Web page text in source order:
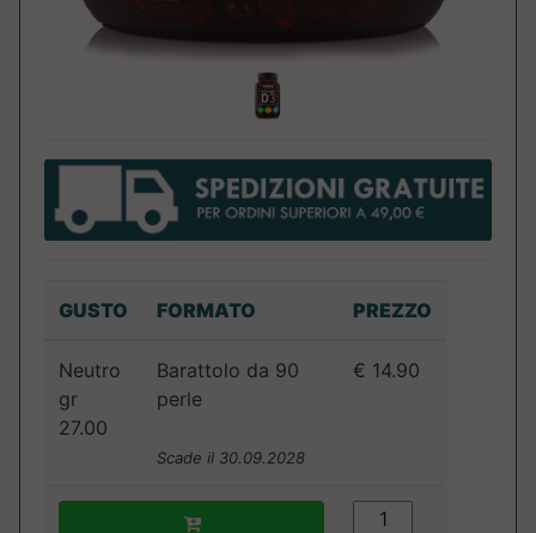
GUSTO FORMATO PREZZO
Neutro
gr
27.00
Barattolo da 90
perle
Scade il 30.09.2028
€ 14.90